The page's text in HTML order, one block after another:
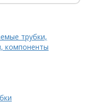
трубки,
компоненты